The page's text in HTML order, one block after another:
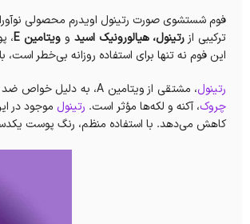
فوم شستشوی صورت رتینول اویدرم محصولی
ترکیبی از رتینول، هیالورونیک اسید و ویتامین E ،
این فوم نه تنها برای استفاده روزانه بی‌خطر
رتینول، مشتقی از ویتامین A، به دلیل خواص ضد پیری و ترمیمی خود شناخته شده است. این محصول به ویژه در درمان مشکلات پوستی مانند
چروک، آکنه و لکه‌ها مؤثر است. رتینولموجود در
کاهش می‌دهد. با استفاده منظم، رنگ پوست